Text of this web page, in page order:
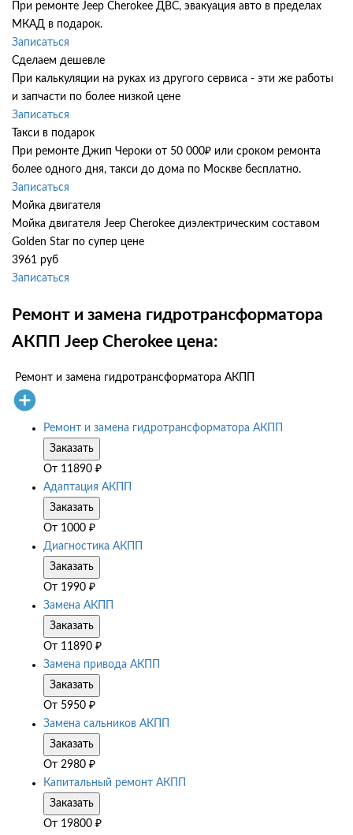
При ремонте Jeep Cherokee ДВС, эвакуация авто в пределах
МКАД в подарок.
Записаться
Сделаем дешевле
При калькуляции на руках из другого сервиса - эти же работы
и запчасти по более низкой цене
Записаться
Такси в подарок
При ремонте Джип Чероки от 50 000₽ или сроком ремонта
более одного дня, такси до дома по Москве бесплатно.
Записаться
Мойка двигателя
Мойка двигателя Jeep Cherokee диэлектрическим составом
Golden Star по супер цене
3961 руб
Записаться
Ремонт и замена гидротрансформатора
АКПП Jeep Cherokee цена:
Ремонт и замена гидротрансформатора АКПП
Ремонт и замена гидротрансформатора АКПП
Заказать
От 11890 ₽
Адаптация АКПП
Заказать
От 1000 ₽
Диагностика АКПП
Заказать
От 1990 ₽
Замена АКПП
Заказать
От 11890 ₽
Замена привода АКПП
Заказать
От 5950 ₽
Замена сальников АКПП
Заказать
От 2980 ₽
Капитальный ремонт АКПП
Заказать
От 19800 ₽